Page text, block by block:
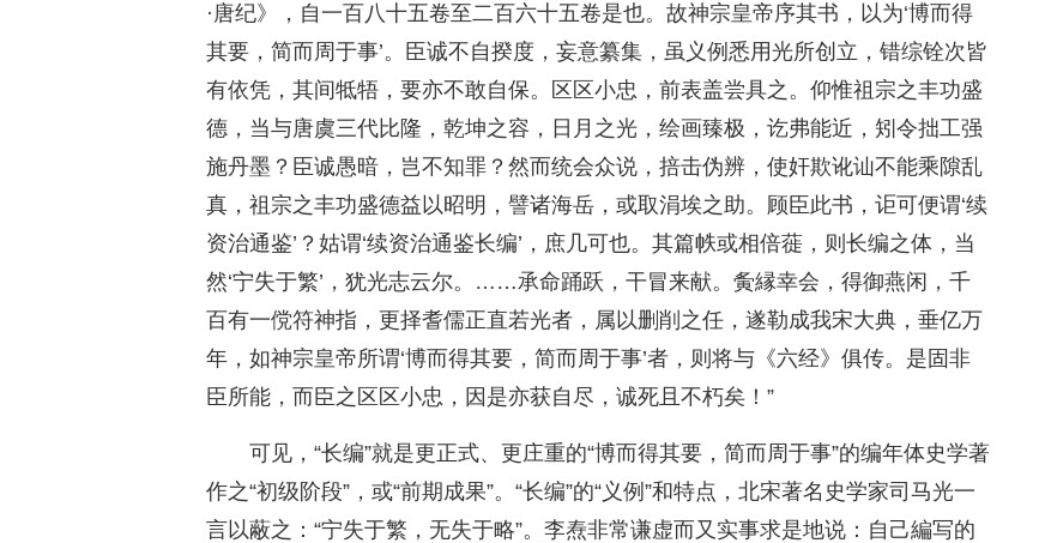
·唐纪》，自一百八十五卷至二百六十五卷是也。故神宗皇帝序其书，以为‘博而得
其要，简而周于事’。臣诚不自揆度，妄意纂集，虽义例悉用光所创立，错综铨次皆
有依凭，其间牴牾，要亦不敢自保。区区小忠，前表盖尝具之。仰惟祖宗之丰功盛
德，当与唐虞三代比隆，乾坤之容，日月之光，绘画臻极，讫弗能近，矧令拙工强
施丹墨？臣诚愚暗，岂不知罪？然而统会众说，掊击伪辨，使奸欺讹讪不能乘隙乱
真，祖宗之丰功盛德益以昭明，譬诸海岳，或取涓埃之助。顾臣此书，讵可便谓‘续
资治通鉴’？姑谓‘续资治通鉴长编’，庶几可也。其篇帙或相倍蓰，则长编之体，当
然‘宁失于繁’，犹光志云尔。……承命踊跃，干冒来献。夤縁幸会，得御燕闲，千
百有一傥符神指，更择耆儒正直若光者，属以删削之任，遂勒成我宋大典，垂亿万
年，如神宗皇帝所谓‘博而得其要，简而周于事’者，则将与《六经》俱传。是固非
臣所能，而臣之区区小忠，因是亦获自尽，诚死且不朽矣！”
可见，“长编”就是更正式、更庄重的“博而得其要，简而周于事”的编年体史学著
作之“初级阶段”，或“前期成果”。“长编”的“义例”和特点，北宋著名史学家司马光一
言以蔽之：“宁失于繁，无失于略”。李焘非常谦虚而又实事求是地说：自己編写的